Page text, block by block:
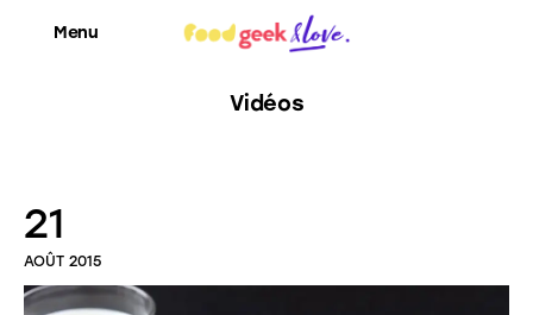
Menu
Food’Art
Vidéos
21
AOÛT 2015